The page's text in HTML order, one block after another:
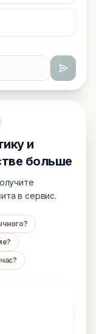
и
больше
в сервис.